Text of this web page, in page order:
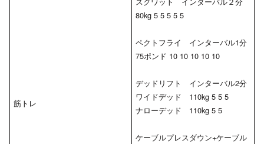
筋トレ
80kg 5 5 5 5 5
ペクトフライ インターバル1分
75ポンド 10 10 10 10 10
デッドリフト インターバル2分
ワイドデッド 110kg 5 5 5
ナローデッド 110kg 5 5
ケーブルプレスダウン+ケーブル